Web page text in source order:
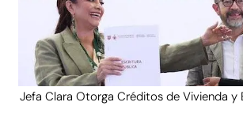
Jefa Clara Otorga Créditos de Vivienda y